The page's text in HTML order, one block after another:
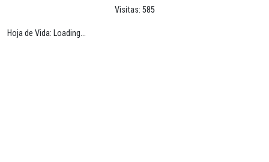
Visitas: 585
Hoja de Vida: Loading...